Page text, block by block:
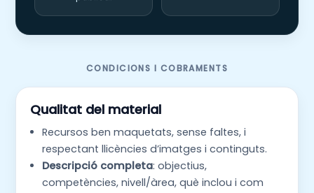
CONDICIONS I COBRAMENTS
Qualitat del material
Recursos ben maquetats, sense faltes, i
respectant llicències d’imatges i continguts.
Descripció completa: objectius,
competències, nivell/àrea, què inclou i com